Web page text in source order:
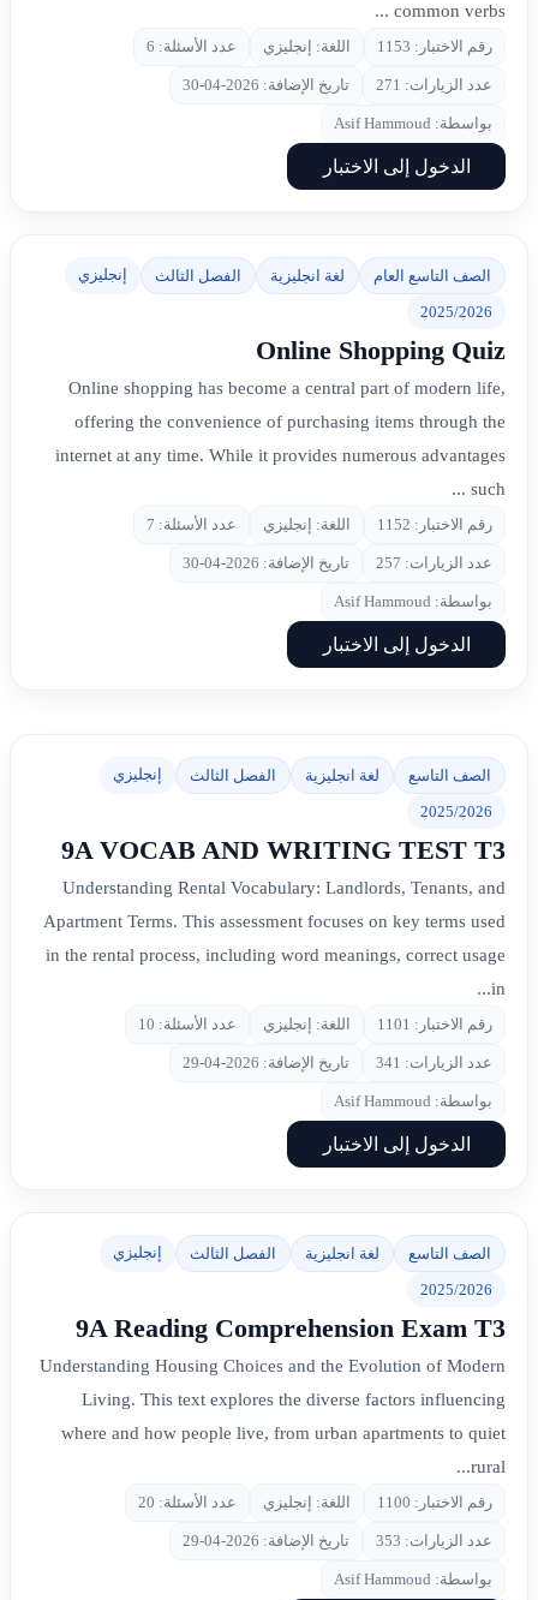
common verbs ...
رقم الاختبار: 1153 اللغة: إنجليزي عدد الأسئلة: 6
عدد الزيارات: 271 تاريخ الإضافة: 2026-04-30
بواسطة: Asif Hammoud
الدخول إلى الاختبار
الصف التاسع العام لغة انجليزية الفصل الثالث إنجليزي
2025/2026
Online Shopping Quiz
Online shopping has become a central part of modern life,
offering the convenience of purchasing items through the
internet at any time. While it provides numerous advantages
such ...
رقم الاختبار: 1152 اللغة: إنجليزي عدد الأسئلة: 7
عدد الزيارات: 257 تاريخ الإضافة: 2026-04-30
بواسطة: Asif Hammoud
الدخول إلى الاختبار
الصف التاسع لغة انجليزية الفصل الثالث إنجليزي
2025/2026
9A VOCAB AND WRITING TEST T3
Understanding Rental Vocabulary: Landlords, Tenants, and
Apartment Terms. This assessment focuses on key terms used
in the rental process, including word meanings, correct usage
in...
رقم الاختبار: 1101 اللغة: إنجليزي عدد الأسئلة: 10
عدد الزيارات: 341 تاريخ الإضافة: 2026-04-29
بواسطة: Asif Hammoud
الدخول إلى الاختبار
الصف التاسع لغة انجليزية الفصل الثالث إنجليزي
2025/2026
9A Reading Comprehension Exam T3
Understanding Housing Choices and the Evolution of Modern
Living. This text explores the diverse factors influencing
where and how people live, from urban apartments to quiet
rural...
رقم الاختبار: 1100 اللغة: إنجليزي عدد الأسئلة: 20
عدد الزيارات: 353 تاريخ الإضافة: 2026-04-29
بواسطة: Asif Hammoud